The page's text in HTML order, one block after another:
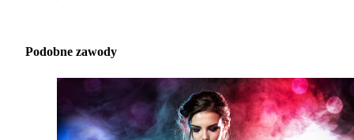
Podobne zawody